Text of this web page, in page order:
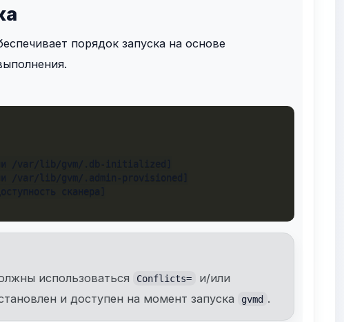
порядок запуска на основе
использоваться Conflicts= и/или
и доступен на момент запуска gvmd .